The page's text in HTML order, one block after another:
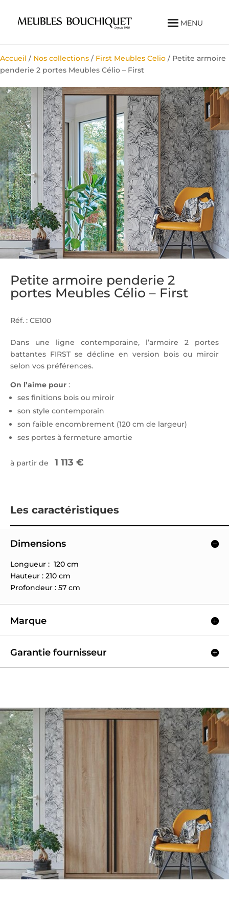
MENU
Accueil / Nos collections / First Meubles Celio / Petite armoire
penderie 2 portes Meubles Célio – First
Petite armoire penderie 2
portes Meubles Célio – First
Réf. : CE100
Dans une ligne contemporaine, l’armoire 2 portes
battantes FIRST se décline en version bois ou miroir
selon vos préférences.
On l’aime pour :
ses finitions bois ou miroir
son style contemporain
son faible encombrement (120 cm de largeur)
ses portes à fermeture amortie
à partir de 1 113 €
Les caractéristiques
Dimensions
Longueur : 120 cm
Hauteur : 210 cm
Profondeur : 57 cm
Marque
Garantie fournisseur